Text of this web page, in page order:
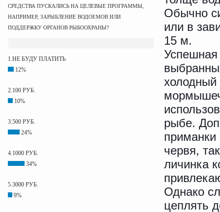
СРЕДСТВА ПУСКАЛИСЬ НА ЦЕЛЕВЫЕ ПРОГРАММЫ,
НАПРИМЕР, ЗАРЫБЛЕНИЕ ВОДОЕМОВ ИЛИ
ПОДДЕРЖКУ ОРГАНОВ РЫБООХРАНЫ?
1.НЕ БУДУ ПЛАТИТЬ
12%
2.100 РУБ.
10%
3.500 РУБ.
24%
4.1000 РУБ.
34%
5.3000 РУБ.
9%
Обычно
или в
15 м.
Успешная
холодный
рыбе.
червя,
личинка
Однако
цеплять